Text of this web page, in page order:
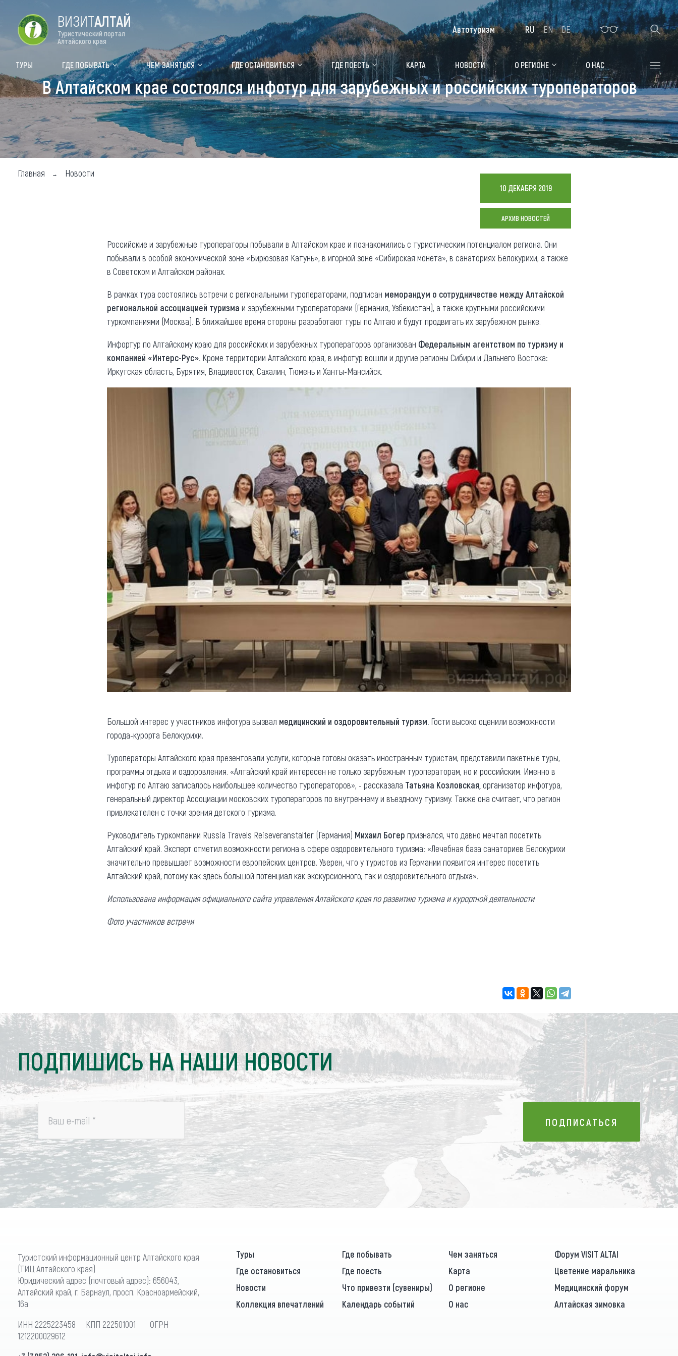
Цветение маральника Медицинский форум Алтайская зимовка
Туры Где побывать
Объекты природы
Объекты истории и культуры
Объекты развлечений
Чем заняться
Календарь событий
Аудиогид
Мой маршрут
Где остановиться
Санатории
Гостиницы, отели
Коттеджи, базы
Сельские усадьбы
Мотели, придорожные отели
Придорожные кафе
Карта
Новости
О регионе
Общая информация
Люди, прославившие Алтай
Карты и буклеты
Коллекция впечатлений
Блог путешественника
Фотогалерея
Другие рубрики
ВИЗИТАЛТАЙ
Туристический портал
Алтайского края
ТУРЫ ГДЕ ПОБЫВАТЬ ЧЕМ ЗАНЯТЬСЯ ГДЕ ОСТАНОВИТЬСЯ ГДЕ ПОЕСТЬ КАРТА НОВОСТИ О РЕГИОНЕ О НАС
Автотуризм RU EN DE
В Алтайском крае состоялся инфотур для зарубежных и российских туроператоров
Главная Новости
10 ДЕКАБРЯ 2019
АРХИВ НОВОСТЕЙ
Российские и зарубежные туроператоры побывали в Алтайском крае и познакомились с туристическим потенциалом региона. Они
побывали в особой экономической зоне «Бирюзовая Катунь», в игорной зоне «Сибирская монета», в санаториях Белокурихи, а также
в Советском и Алтайском районах.
В рамках тура состоялись встречи с региональными туроператорами, подписан меморандум о сотрудничестве между Алтайской
региональной ассоциацией туризма и зарубежными туроператорами (Германия, Узбекистан), а также крупными российскими
туркомпаниями (Москва). В ближайшее время стороны разработают туры по Алтаю и будут продвигать их зарубежном рынке.
Инфортур по Алтайскому краю для российских и зарубежных туроператоров организован Федеральным агентством по туризму и
компанией «Интерс-Рус». Кроме территории Алтайского края, в инфотур вошли и другие регионы Сибири и Дальнего Востока:
Иркутская область, Бурятия, Владивосток, Сахалин, Тюмень и Ханты-Мансийск.
Большой интерес у участников инфотура вызвал медицинский и оздоровительный туризм. Гости высоко оценили возможности
города-курорта Белокурихи.
Туроператоры Алтайского края презентовали услуги, которые готовы оказать иностранным туристам, представили пакетные туры,
программы отдыха и оздоровления. «Алтайский край интересен не только зарубежным туроператорам, но и российским. Именно в
инфотур по Алтаю записалось наибольшее количество туроператоров», - рассказала Татьяна Козловская, организатор инфотура,
генеральный директор Ассоциации московских туроператоров по внутреннему и въездному туризму. Также она считает, что регион
привлекателен с точки зрения детского туризма.
Руководитель туркомпании Russia Travels Reiseveranstalter (Германия) Михаил Богер признался, что давно мечтал посетить
Алтайский край. Эксперт отметил возможности региона в сфере оздоровительного туризма: «Лечебная база санаториев Белокурихи
значительно превышает возможности европейских центров. Уверен, что у туристов из Германии появится интерес посетить
Алтайский край, потому как здесь большой потенциал как экскурсионного, так и оздоровительного отдыха».
Использована информация официального сайта управления Алтайского края по развитию туризма и курортной деятельности
Фото участников встречи
ПОДПИШИСЬ НА НАШИ НОВОСТИ
Ваш e-mail * ПОДПИСАТЬСЯ
ПОДПИСАТЬСЯ
Туристский информационный центр Алтайского края
(ТИЦ Алтайского края)
Юридический адрес (почтовый адрес): 656043,
Алтайский край, г. Барнаул, просп. Красноармейский,
16а
ИНН 2225223458 КПП 222501001 ОГРН
1212200029612
Туры Где побывать Чем заняться
Форум VISIT ALTAI
Где остановиться
Где поесть Карта
Цветение маральника
Новости
Что привезти (сувениры) О регионе
Медицинский форум
Коллекция впечатлений
Календарь событий О нас Алтайская зимовка